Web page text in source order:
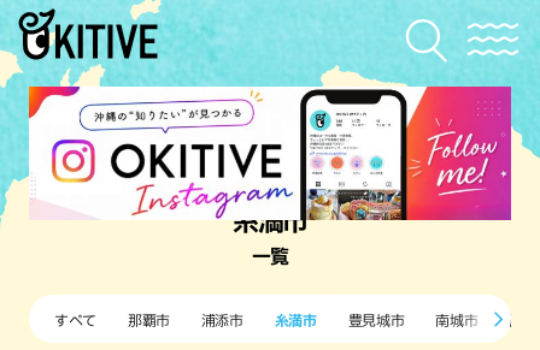
糸満市
一覧
すべて 那覇市 浦添市 糸満市 豊見城市 南城市 西原